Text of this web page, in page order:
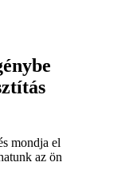
mondja el
az ön